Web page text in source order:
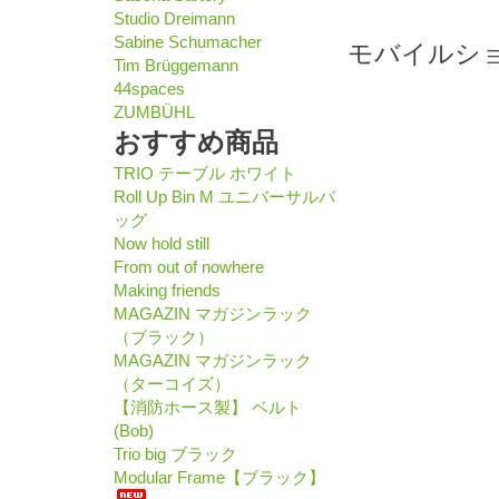
Studio Dreimann
Sabine Schumacher
Tim Brüggemann
44spaces
ZUMBÜHL
おすすめ商品
TRIO テーブル ホワイト
Roll Up Bin M ユニバーサルバ
ッグ
Now hold still
From out of nowhere
Making friends
MAGAZIN マガジンラック
（ブラック）
MAGAZIN マガジンラック
（ターコイズ）
【消防ホース製】 ベルト
(Bob)
Trio big ブラック
Modular Frame【ブラック】
モバイルシ